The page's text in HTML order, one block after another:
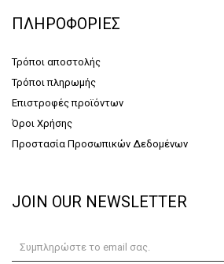
ΠΛΗΡΟΦΟΡΙΕΣ
Τρόποι αποστολής
Τρόποι πληρωμής
Επιστροφές προϊόντων
Όροι Χρήσης
Προστασία Προσωπικών Δεδομένων
JOIN OUR NEWSLETTER